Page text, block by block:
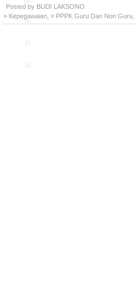
e
Posted by BUDI LAKSONO
» Kepegawaian » PPPK Guru Dan Non Guru